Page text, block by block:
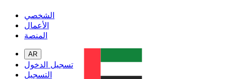
الشخصي
الأعمال
المنصة
AR
تسجيل الدخول
التسجيل